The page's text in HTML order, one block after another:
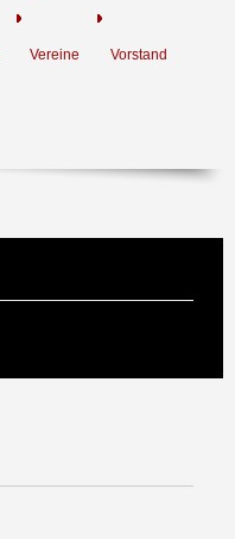
Vereine Vorstand